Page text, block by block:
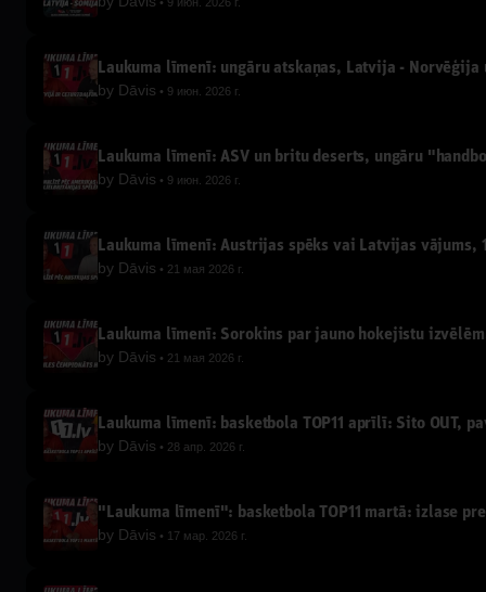
Laukuma līmenī: ungāru atskaņas, Latvija - Norvēģija
by Dāvis 9 июн. 2026 г.
Laukuma līmenī: ASV un britu deserts, ungāru
by Dāvis 9 июн. 2026 г.
Laukuma līmenī: Austrijas spēks vai Latvijas vājums,
by Dāvis 21 мая 2026 г.
Laukuma līmenī: Sorokins par jauno hokejistu
by Dāvis 21 мая 2026 г.
Laukuma līmenī: basketbola TOP11 aprīlī: Sito OUT,
by Dāvis 28 апр. 2026 г.
"Laukuma līmenī": basketbola TOP11 martā: izlase
by Dāvis 17 мар. 2026 г.